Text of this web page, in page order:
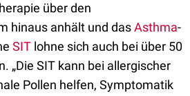
über den
hinaus anhält und dasAsthma-
SIT lohne sich auch bei über 50
„Die SIT kann bei allergischer
Pollen helfen, Symptomatik